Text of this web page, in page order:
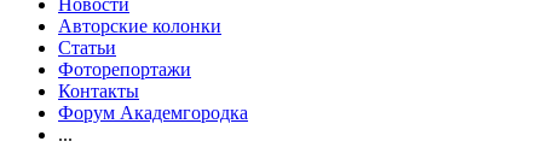
Новости
Авторские колонки
Статьи
Фоторепортажи
Контакты
Форум Академгородка
...